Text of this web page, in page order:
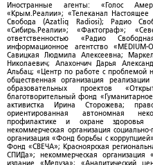
Иностранные агенты: «Голос
«Крым.Реалии»; «Телеканал Настоящее
Свобода (Azatliq Radiosi); Радио
«Сибирь.Реалии»; «Фактограф»;
ответственностью «Радио
информационное агентство
Савицкая Людмила Алексеевна;
Николаевич; Апахончич Дарья
Альбац; «Центр по работе с проблемой
общественная организация реализации
образовательных проектов
благотворительный фонд
активистка Ирина Сторожева;
ориентированная автономная
профилактике и охране здоровья
некоммерческая организация
организация «Фонд борьбы с
Фонд «СВЕЧА»; Красноярская
СПИДа»; некоммерческая
издание «Медуза»; «Аналитический